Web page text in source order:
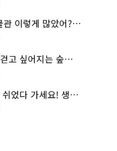
서울역사박물관 이렇게 많았어? 주말마다 한 곳씩 떠나는 역사 산책
더울수록 더 걷고 싶어지는 숲길! 서울둘레길 '아차산 코스'
더울 땐 잠시 쉬었다 가세요! 생수 냉장고부터 해피소·무더위쉼터까지